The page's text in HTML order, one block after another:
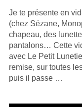
Je te présente en
(chez Sézane,
chapeau, des
pantalons… Cette
avec Le Petit
remise, sur toutes
puis il passe …